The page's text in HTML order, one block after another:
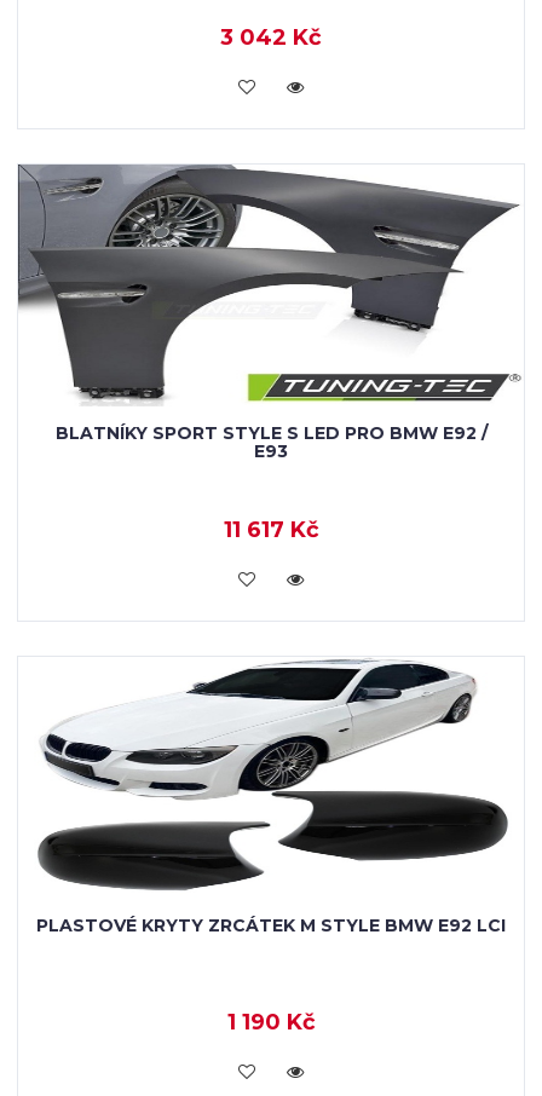
3 042 Kč
KOUPIT
BLATNÍKY SPORT STYLE S LED PRO BMW E92 /
E93
11 617 Kč
KOUPIT
PLASTOVÉ KRYTY ZRCÁTEK M STYLE BMW E92 LCI
1 190 Kč
KOUPIT